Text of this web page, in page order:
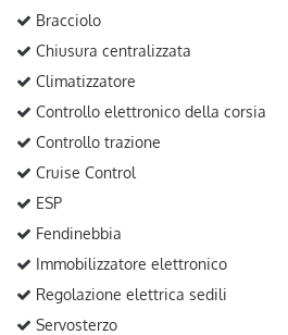
Bracciolo
Chiusura centralizzata
Climatizzatore
Controllo elettronico della corsia
Controllo trazione
Cruise Control
ESP
Fendinebbia
Immobilizzatore elettronico
Regolazione elettrica sedili
Servosterzo